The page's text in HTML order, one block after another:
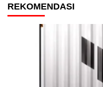
REKOMENDASI